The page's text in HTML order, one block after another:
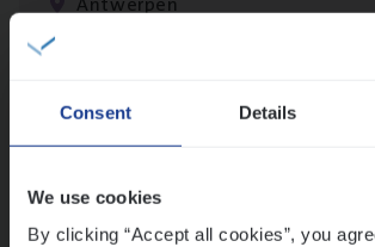
Consent Details
We use cookies
By clicking “Accept all cookies”, you
ITBusi­ness Analyst
IT, Change & Innovation
Antwerpen